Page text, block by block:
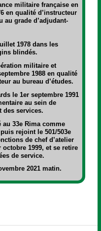
militaire française en
en qualité d’instructeur
grade d’adjudant-
1978 dans les
blindés.
militaire et
1988 en qualité
au bureau d’études.
le 1er septembre 1991
au sein de
des services.
33e Rima comme
rejoint le 501/503e
de chef d’atelier
1999, et se retire
de service.
2021 matin.